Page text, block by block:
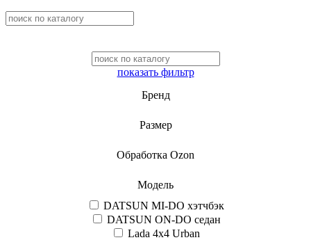
показать фильтр
Бренд
Размер
Обработка Ozon
Модель
DATSUN MI-DO хэтчбэк
DATSUN ON-DO седан
Lada 4x4 Urban